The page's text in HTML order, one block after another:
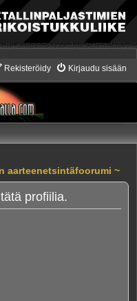
Kirjaudu sisään
Rekisteröidy
aarteenetsintäfoorumi ~
profiilia.